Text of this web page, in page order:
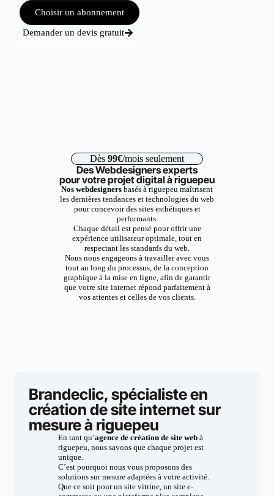
Choisir un abonnement
Demander un devis gratuit
Dès 99€/mois seulement
Des Webdesigners experts
pour votre projet digital à riguepeu
Nos webdesigners basés à riguepeu maîtrisent
les dernières tendances et technologies du web
pour concevoir des sites esthétiques et
performants.
Chaque détail est pensé pour offrir une
expérience utilisateur optimale, tout en
respectant les standards du web.
Nous nous engageons à travailler avec vous
tout au long du processus, de la conception
graphique à la mise en ligne, afin de garantir
que votre site internet répond parfaitement à
vos attentes et celles de vos clients.
Brandeclic, spécialiste en
création de site internet sur
mesure à riguepeu
En tant qu’agence de création de site webà
riguepeu, nous savons que chaque projet est
unique.
C’est pourquoi nous vous proposons des
solutions sur mesure adaptées à votre activité.
Que ce soit pour un site vitrine, un site e-